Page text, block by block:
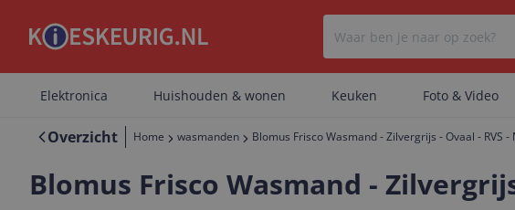
Er
Elektronica Huishouden & wonen Keuken Foto & Video
Overzicht Home wasmanden Blomus Frisco Wasmand - Zilvergrijs - Ovaal - RVS
Blomus Frisco Wasmand -